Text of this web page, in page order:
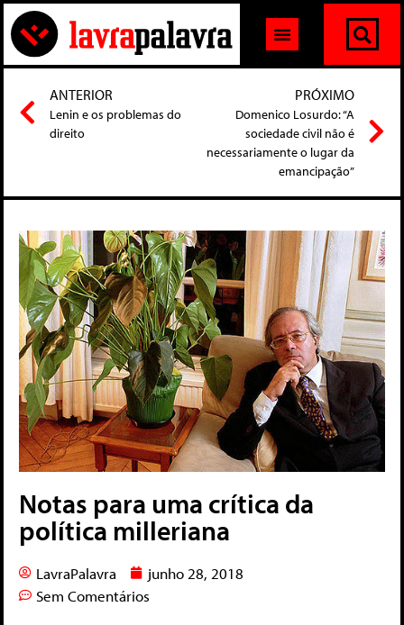
ANTERIOR
Lenin e os problemas do
direito
PRÓXIMO
Domenico Losurdo: “A
sociedade civil não é
necessariamente o lugar da
emancipação”
Notas para uma crítica da
política milleriana
LavraPalavra
junho 28, 2018
Sem Comentários